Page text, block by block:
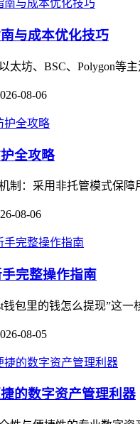
与成本优化技巧
太坊、BSC、Polygon
08-06
全攻略
制：采用非托管模式保
08-06
完整操作指南
钱包里的钱怎么提现”这
08-05
的数字资产管理利器